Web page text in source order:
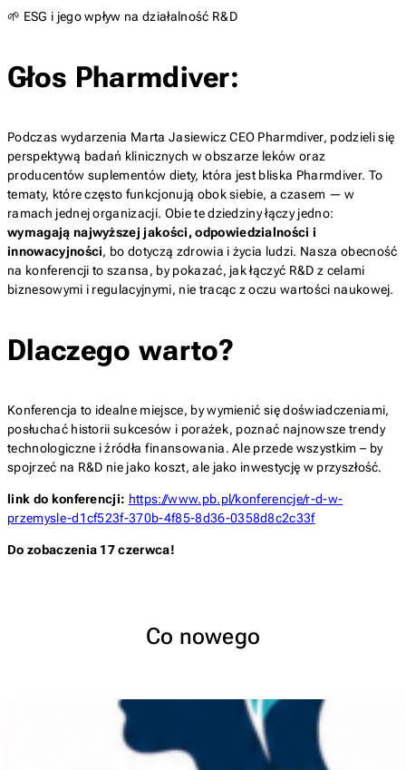
🌱 ESG i jego wpływ na działalność R&D
Głos Pharmdiver:
Podczas wydarzenia Marta Jasiewicz CEO Pharmdiver, podzieli się
perspektywą badań klinicznych w obszarze leków oraz
producentów suplementów diety, która jest bliska Pharmdiver. To
tematy, które często funkcjonują obok siebie, a czasem — w
ramach jednej organizacji. Obie te dziedziny łączy jedno:
wymagają najwyższej jakości, odpowiedzialności i
innowacyjności, bo dotyczą zdrowia i życia ludzi. Nasza obecność
na konferencji to szansa, by pokazać, jak łączyć R&D z celami
biznesowymi i regulacyjnymi, nie tracąc z oczu wartości naukowej.
Dlaczego warto?
Konferencja to idealne miejsce, by wymienić się doświadczeniami,
posłuchać historii sukcesów i porażek, poznać najnowsze trendy
technologiczne i źródła finansowania. Ale przede wszystkim – by
spojrzeć na R&D nie jako koszt, ale jako inwestycję w przyszłość.
link do konferencji: https://www.pb.pl/konferencje/r-d-w-
przemysle-d1cf523f-370b-4f85-8d36-0358d8c2c33f
Do zobaczenia 17 czerwca!
Co nowego